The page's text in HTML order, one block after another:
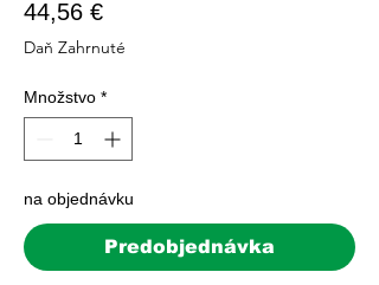
44,56 €Price
Daň Zahrnuté
Množstvo *
na objednávku
Predobjednávka